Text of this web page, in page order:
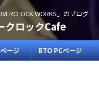
WORKS」のブログ
クロックCafe
ージ BTO PCページ